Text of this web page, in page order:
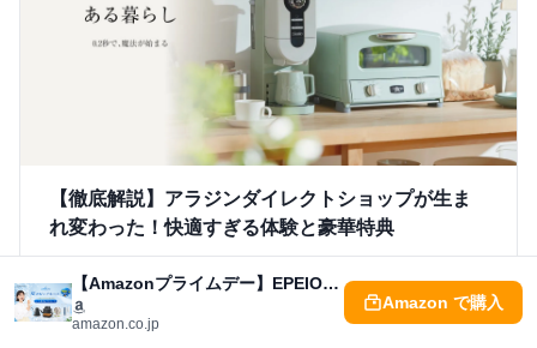
【徹底解説】アラジンダイレクトショップが生ま
れ変わった！快適すぎる体験と豪華特典
たことはありませんか？アラジン公式オンラインショップ「アラジ
ンダイレクトショップ」が、その願いを叶える驚きのリニューア
ル！私も使ってみて、そのスムーズな体験に感動しました。この記
【Amazonプライムデー】EPEIOS家電が最大半額！あなたの暮らしが激変する「ベストバイ」を見逃すな
amazon.co.jp
Amazon で購入